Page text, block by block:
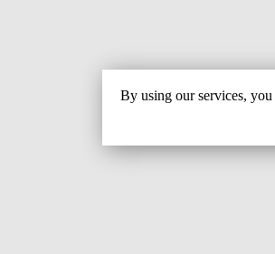
By using our services,